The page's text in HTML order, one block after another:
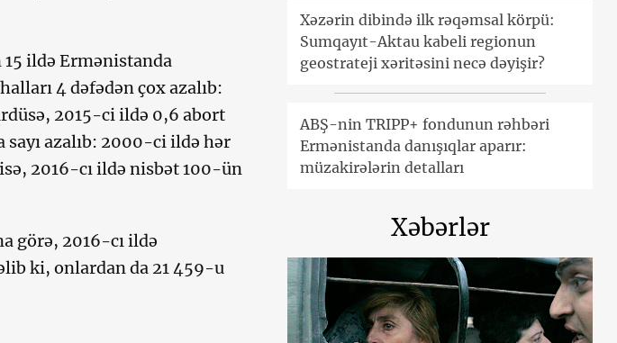
15 ildə Ermənistanda
4 dəfədən çox azalıb:
2015-ci ildə 0,6 abort
azalıb: 2000-ci ildə hər
2016-cı ildə nisbət 100-ün
görə, 2016-cı ildə
ki, onlardan da 21 459-u
Xəzərin dibində ilk rəqəmsal körpü:
Sumqayıt-Aktau kabeli regionun
geostrateji xəritəsini necə dəyişir?
ABŞ-nin TRIPP+ fondunun rəhbəri
Ermənistanda danışıqlar aparır:
müzakirələrin detalları
Xəbərlər